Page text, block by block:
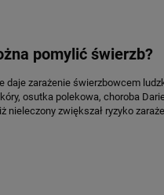
pomylić świerzb?
daje zarażenie świerzbowcem
osutka polekowa, choroba
nieleczony zwiększał ryzyko